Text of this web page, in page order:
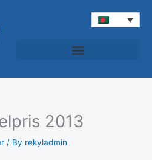
2013
/ By rekyladmin